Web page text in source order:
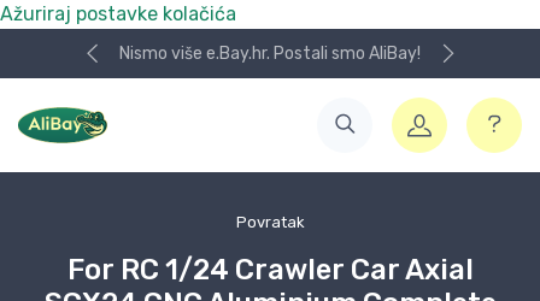
Ažuriraj postavke kolačića
Nismo više e.Bay.hr. Postali smo AliBay!
Povratak
For RC 1/24 Crawler Car Axial